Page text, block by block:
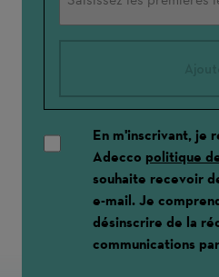
En m'inscrivant, je
Adecco politique
souhaite recevoir
e-mail. Je
désinscrire de la
communications